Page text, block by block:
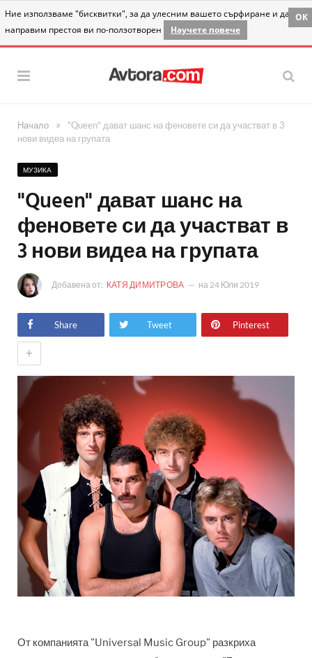
Ние използваме "бисквитки", за да улесним вашето сърфиране и да
направим престоя ви по-ползотворен
Научете повече
OK
Начало »
"Queen" дават шанс на феновете си да участват в 3
нови видеа на групата
МУЗИКА
"Queen" дават шанс на
феновете си да участват в
3 нови видеа на групата
Добавена от: КАТЯ ДИМИТРОВА на 24 Юли 2019
Share Tweet Pinterest
+
От компанията "Universal Music Group" разкриха